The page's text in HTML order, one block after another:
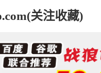
关注收藏)